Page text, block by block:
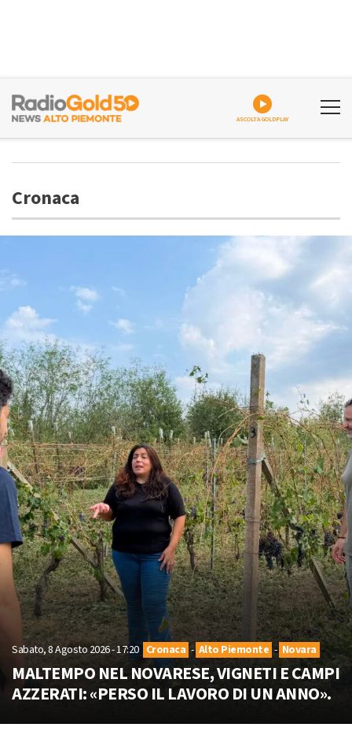
Cronaca
Sabato, 8 Agosto 2026 - 17:20 Cronaca - Alto Piemonte - Novara
MALTEMPO NEL NOVARESE, VIGNETI E CAMPI
AZZERATI: «PERSO IL LAVORO DI UN ANNO».